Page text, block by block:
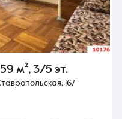
59 м², 3/5 эт.
167